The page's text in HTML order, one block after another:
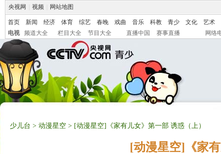
央视网 视频 网站地图
首页 新闻 经济 体育 综艺 春晚 戏曲 音乐 科教 青少 文化
艺术
电视
频道大全 栏目大全 节目大全 直播中国 赛事直播 网络
少儿台 > 动漫星空 > [动漫星空]《家有儿女》第一部 诱惑（上）
[动漫星空]《家